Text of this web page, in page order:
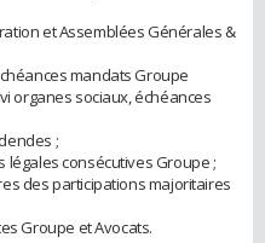
et Assemblées Générales &
mandats Groupe
organes sociaux, échéances
;
légales consécutives Groupe ;
des participations majoritaires
Groupe et Avocats.